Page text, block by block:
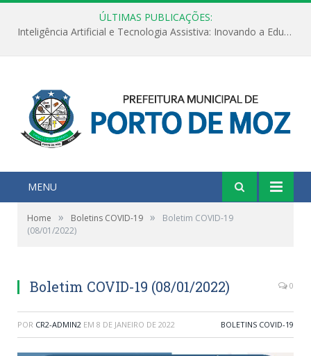
ÚLTIMAS PUBLICAÇÕES:
Inteligência Artificial e Tecnologia Assistiva: Inovando a Educação Especial e Inclusiva
MENU
Home » Boletins COVID-19 »
Boletim COVID-19
(08/01/2022)
Boletim COVID-19 (08/01/2022) 0
POR CR2-ADMIN2 EM 8 DE JANEIRO DE 2022 BOLETINS COVID-19